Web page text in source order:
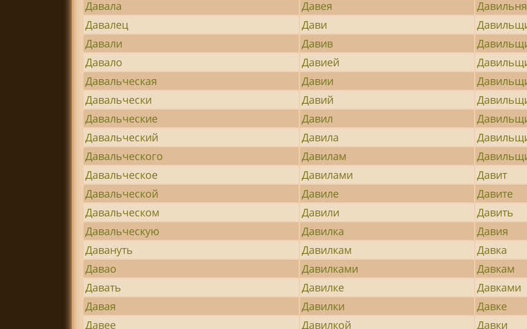
Давала
Давея
Давильня
Давалец
Дави
Давали
Давив
Давало
Давией
Давальческая
Давии
Давальчески
Давий
Давальческие
Давил
Давальческий
Давила
Давальческого
Давилам
Давальческое
Давилами
Давит
Давальческой
Давиле
Давите
Давальческом
Давили
Давить
Давальческую
Давилка
Давия
Давануть
Давилкам
Давка
Давао
Давилками
Давкам
Давать
Давилке
Давками
Давая
Давилки
Давке
Давее
Давилкой
Давки